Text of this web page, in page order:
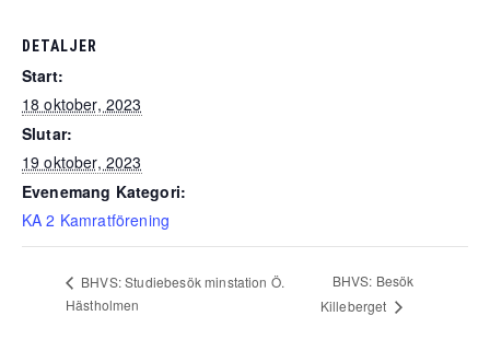
DETALJER
Start:
18 oktober, 2023
Slutar:
19 oktober, 2023
Evenemang Kategori:
KA 2 Kamratförening
BHVS: Studiebesök minstation Ö.
Hästholmen
BHVS: Besök
Killeberget